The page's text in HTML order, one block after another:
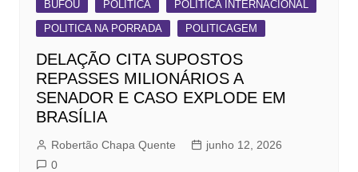
BUFOU POLÍTICA
POLITICA INTERNACIONAL
POLITICA NA PORRADA
POLITICAGEM
DELAÇÃO CITA SUPOSTOS
REPASSES MILIONÁRIOS A
SENADOR E CASO EXPLODE EM
BRASÍLIA
Robertão Chapa Quente
junho 12, 2026
0